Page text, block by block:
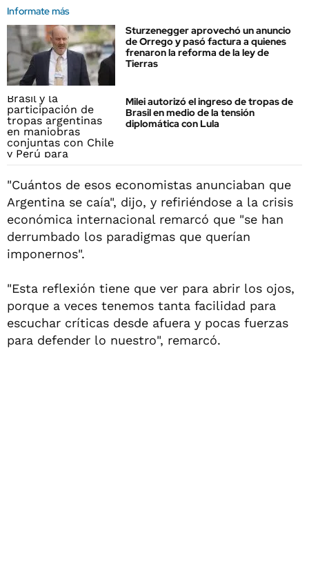
Informate más
Sturzenegger aprovechó un anuncio
de Orrego y pasó factura a quienes
frenaron la reforma de la ley de
Tierras
Milei autorizó el ingreso de tropas de
Brasil en medio de la tensión
diplomática con Lula
"Cuántos de esos economistas anunciaban que
Argentina se caía", dijo, y refiriéndose a la crisis
económica internacional remarcó que "se han
derrumbado los paradigmas que querían
imponernos".
"Esta reflexión tiene que ver para abrir los ojos,
porque a veces tenemos tanta facilidad para
escuchar críticas desde afuera y pocas fuerzas
para defender lo nuestro", remarcó.